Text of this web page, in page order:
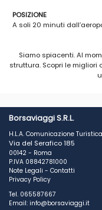
POSIZIONE
A soli 20 minuti
Direttamente sulla
aree per bambini e
zona Preferred. E' inoltre
CAMERE
774 camere totali,
curato giardino, tutte
size o 2 letti queen size,
asciugacapelli, TV
bollitore per il caffè,
camere premium deluxe
spiaggia riservata. Ogni
massimo di 3 adulti;
disponibili su richiesta
Siamo spiacenti. Al
struttura. Scopri le
Borsaviaggi S.R.L.
H.L.A. Comunicazione Turistica
Via del Serafico 185
00142 - Roma
P.IVA 08842781000
Note Legali - Contatti
Privacy Policy
Tel. 065587667
Email: info@borsaviaggi.it